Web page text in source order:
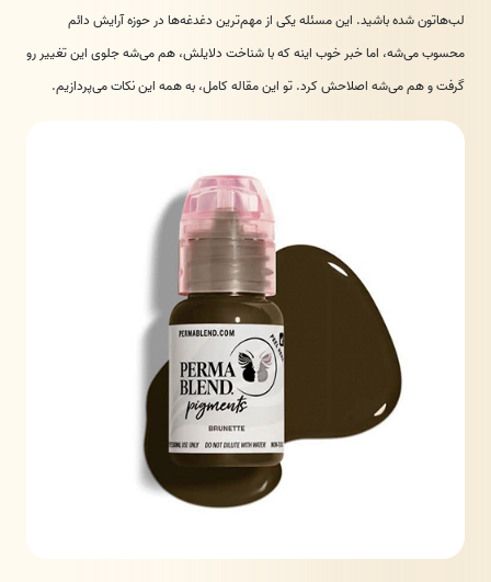
لب‌هاتون شده باشید. این مسئله یکی از مهم‌ترین دغدغه‌ها در حوزه آرایش دائم
محسوب می‌شه، اما خبر خوب اینه که با شناخت دلایلش، هم می‌شه جلوی این تغییر رو
گرفت و هم می‌شه اصلاحش کرد. تو این مقاله کامل، به همه این نکات می‌پردازیم.